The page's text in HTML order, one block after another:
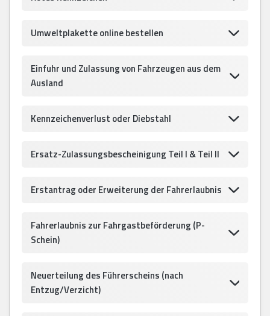
Umweltplakette online bestellen
Einfuhr und Zulassung von Fahrzeugen aus dem
Ausland
Kennzeichenverlust oder Diebstahl
Ersatz-Zulassungsbescheinigung Teil I & Teil II
Erstantrag oder Erweiterung der Fahrerlaubnis
Fahrerlaubnis zur Fahrgastbeförderung (P-
Schein)
Neuerteilung des Führerscheins (nach
Entzug/Verzicht)